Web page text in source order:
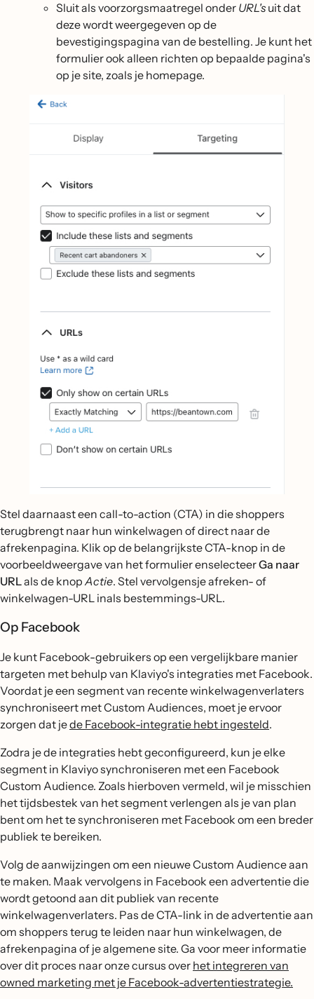
Sluit als voorzorgsmaatregel onder URL'suit dat
deze wordt weergegeven op de
bevestigingspagina van de bestelling. Je kunt het
formulier ook alleen richten op bepaalde pagina's
op je site, zoals je homepage.
Stel daarnaast een call-to-action (CTA) in die shoppers
terugbrengt naar hun winkelwagen of direct naar de
afrekenpagina. Klik op de belangrijkste CTA-knop in de
voorbeeldweergave van het formulier enselecteerGa naar
URLals de knop Actie. Stel vervolgensje afreken- of
winkelwagen-URL inals bestemmings-URL.
Op Facebook
Je kunt Facebook-gebruikers op een vergelijkbare manier
targeten met behulp van Klaviyo's integraties met Facebook.
Voordat je een segment van recente winkelwagenverlaters
synchroniseert met Custom Audiences, moet je ervoor
zorgen dat jede Facebook-integratie hebt ingesteld.
Zodra je de integraties hebt geconfigureerd, kun je elke
segment in Klaviyo synchroniseren met een Facebook
Custom Audience. Zoals hierboven vermeld, wil je misschien
het tijdsbestek van het segment verlengen als je van plan
bent om het te synchroniseren met Facebook om een breder
publiek te bereiken.
Volg de aanwijzingen om een nieuwe Custom Audience aan
te maken. Maak vervolgens in Facebook een advertentie die
wordt getoond aan dit publiek van recente
winkelwagenverlaters. Pas de CTA-link in de advertentie aan
om shoppers terug te leiden naar hun winkelwagen, de
afrekenpagina of je algemene site. Ga voor meer informatie
over dit proces naar onze cursus over het integreren van
owned marketing met je Facebook-advertentiestrategie.